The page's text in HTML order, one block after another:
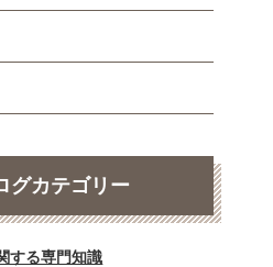
グカテゴリー
する専門知識